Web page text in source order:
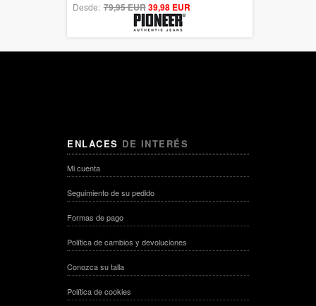
out of 5
Desde: 79,95 EUR39,98 EUR
ENLACES DE INTERÉS
Mi cuenta
Seguimiento de su pedido
Formas de pago
Política de cambios y devoluciones
Conozca su talla
Política de cookies